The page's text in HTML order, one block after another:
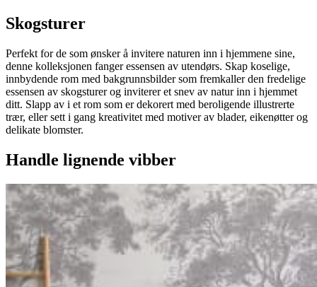
Skogsturer
Perfekt for de som ønsker å invitere naturen inn i hjemmene sine,
denne kolleksjonen fanger essensen av utendørs. Skap koselige,
innbydende rom med bakgrunnsbilder som fremkaller den fredelige
essensen av skogsturer og inviterer et snev av natur inn i hjemmet
ditt. Slapp av i et rom som er dekorert med beroligende illustrerte
trær, eller sett i gang kreativitet med motiver av blader, eikenøtter og
delikate blomster.
Handle lignende vibber